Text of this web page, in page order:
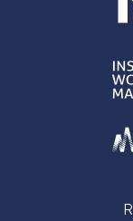
Informacje